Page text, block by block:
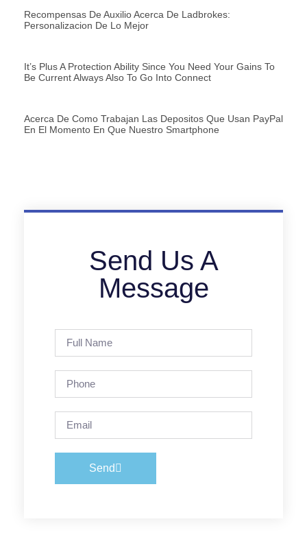
Recompensas De Auxilio Acerca De Ladbrokes:
Personalizacion De Lo Mejor
It’s Plus A Protection Ability Since You Need Your Gains To
Be Current Always Also To Go Into Connect
Acerca De Como Trabajan Las Depositos Que Usan PayPal
En El Momento En Que Nuestro Smartphone
Send Us A
Message
Send